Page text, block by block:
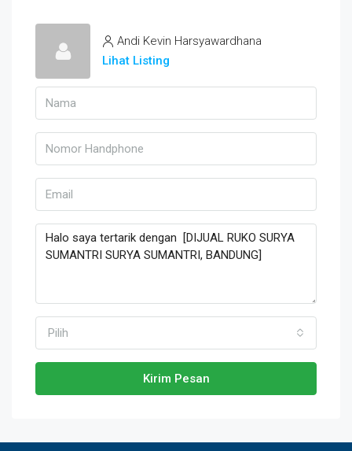
Andi Kevin Harsyawardhana
Lihat Listing
Pilih
Kirim Pesan